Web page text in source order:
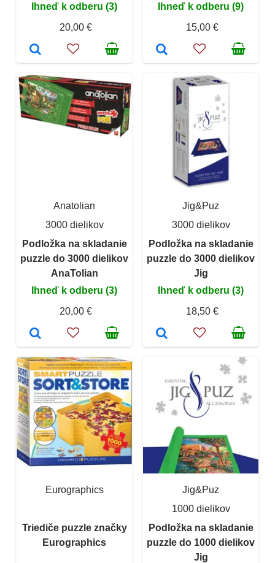
Ihneď k odberu (3)
20,00 €
Ihneď k odberu (9)
15,00 €
Anatolian
3000 dielikov
Podložka na skladanie
puzzle do 3000 dielikov
AnaTolian
Ihneď k odberu (3)
20,00 €
Jig&Puz
3000 dielikov
Podložka na skladanie
puzzle do 3000 dielikov
Jig
Ihneď k odberu (3)
18,50 €
Eurographics
Triediče puzzle značky
Eurographics
Jig&Puz
1000 dielikov
Podložka na skladanie
puzzle do 1000 dielikov
Jig